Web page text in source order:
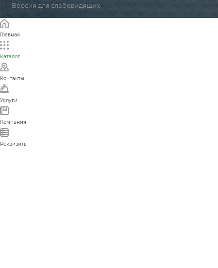
Версия для слабовидящих
Главная
Каталог
Контакты
Услуги
Компания
Реквизиты